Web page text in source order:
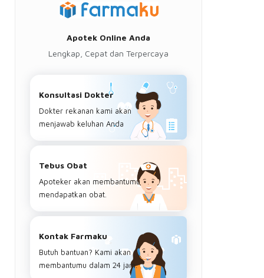
Apotek Online Anda
Lengkap, Cepat dan Terpercaya
Konsultasi Dokter
Dokter rekanan kami akan
menjawab keluhan Anda
Tebus Obat
Apoteker akan membantumu
mendapatkan obat.
Kontak Farmaku
Butuh bantuan? Kami akan
membantumu dalam 24 jam.